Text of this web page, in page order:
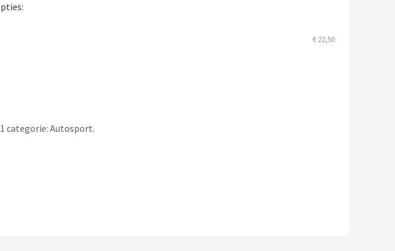
€ 22,50
categorie: Autosport.